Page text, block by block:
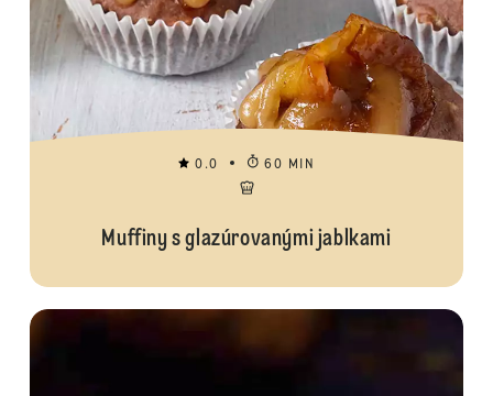
0.0 60 MIN
Muffiny s glazúrovanými jablkami